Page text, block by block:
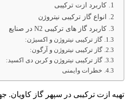
کاربرد ازت ترکیبی
انواع گاز ترکیبی نیتروژن
کاربرد گاز های ترکیبی N2 در صنایع
گاز ترکیبی نیتروژن و اکسیژن:
گاز ترکیبی نیتروژن و آرگون:
گاز ترکیبی نیتروژن و کربن دی اکسید:
خطرات وایمنی
تهیه ازت ترکیبی در سپهر گاز کاویان.